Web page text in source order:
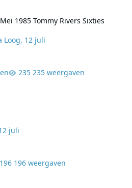
1985 Tommy Rivers Sixties
Loog, 12 juli
235 weergaven
juli
196 weergaven